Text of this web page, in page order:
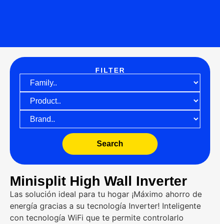
FILTER
Search
Minisplit High Wall Inverter
Las solución ideal para tu hogar ¡Máximo ahorro de
energía gracias a su tecnología Inverter! Inteligente
con tecnología WiFi que te permite controlarlo